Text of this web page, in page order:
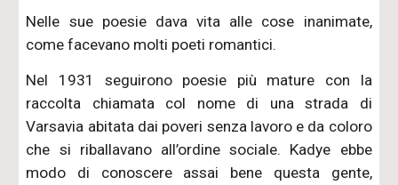
Nelle sue poesie dava vita alle cose inanimate,
come facevano molti poeti romantici.
Nel 1931 seguirono poesie più mature con la
raccolta chiamata col nome di una strada di
Varsavia abitata dai poveri senza lavoro e da coloro
che si riballavano all’ordine sociale. Kadye ebbe
modo di conoscere assai bene questa gente,